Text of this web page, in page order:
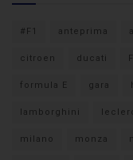
#F1 anteprima
citroen ducati
formula E gara
lamborghini
milano monza